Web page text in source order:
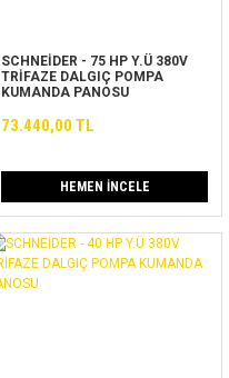
SCHNEİDER - 75 HP Y.Ü 380V
TRİFAZE DALGIÇ POMPA
KUMANDA PANOSU
73.440,00 TL
HEMEN İNCELE